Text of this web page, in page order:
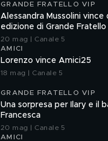
GRANDE FRATELLO VIP
Alessandra Mussolini vince
edizione di Grande Fratello
20 mag | Canale 5
AMICI
Lorenzo vince Amici25
18 mag | Canale 5
GRANDE FRATELLO VIP
Una sorpresa per Ilary e il
Francesca
20 mag | Canale 5
AMICI